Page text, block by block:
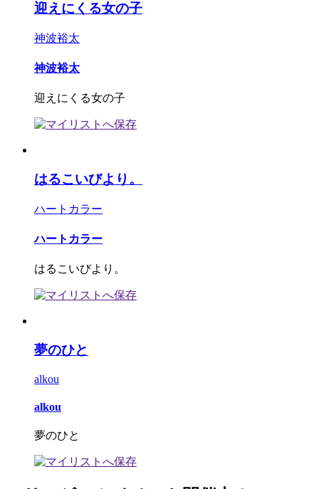
迎えにくる女の子
神波裕太
神波裕太
迎えにくる女の子
はるこいびより。
ハートカラー
ハートカラー
はるこいびより。
夢のひと
alkou
alkou
夢のひと